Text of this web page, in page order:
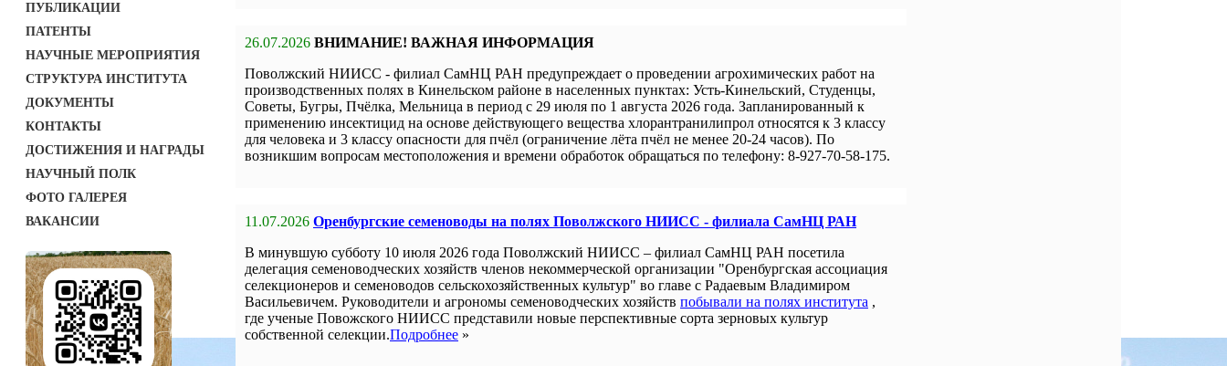
ПУБЛИКАЦИИ
ПАТЕНТЫ
НАУЧНЫЕ МЕРОПРИЯТИЯ
СТРУКТУРА ИНСТИТУТА
ДОКУМЕНТЫ
КОНТАКТЫ
ДОСТИЖЕНИЯ И НАГРАДЫ
НАУЧНЫЙ ПОЛК
ФОТО ГАЛЕРЕЯ
ВАКАНСИИ
26.07.2026 ВНИМАНИЕ! ВАЖНАЯ ИНФОРМАЦИЯ
Поволжский НИИСС - филиал СамНЦ РАН предупреждает о проведении агрохимических работ на
производственных полях в Кинельском районе в населенных пунктах: Усть-Кинельский, Студенцы,
Советы, Бугры, Пчёлка, Мельница в период с 29 июля по 1 августа 2026 года. Запланированный к
применению инсектицид на основе действующего вещества хлорантранилипрол относятся к 3 классу
для человека и 3 классу опасности для пчёл (ограничение лёта пчёл не менее 20-24 часов). По
возникшим вопросам местоположения и времени обработок обращаться по телефону: 8-927-70-58-175.
11.07.2026 Оренбургские семеноводы на полях Поволжского НИИСС - филиала СамНЦ РАН
В минувшую субботу 10 июля 2026 года Поволжский НИИСС – филиал СамНЦ РАН посетила
делегация семеноводческих хозяйств членов некоммерческой организации "Оренбургская ассоциация
селекционеров и семеноводов сельскохозяйственных культур" во главе с Радаевым Владимиром
Васильевичем. Руководители и агрономы семеноводческих хозяйств побывали на полях института ,
где ученые Повожского НИИСС представили новые перспективные сорта зерновых культур
собственной селекции.Подробнее »